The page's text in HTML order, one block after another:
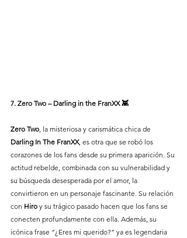
7. Zero Two – Darling in the FranXX 👾
Zero Two , la misteriosa y carismática chica de
Darling In The FranXX, es otra que se robó los
corazones de los fans desde su primera aparición. Su
actitud rebelde, combinada con su vulnerabilidad y
su búsqueda desesperada por el amor, la
convirtieron en un personaje fascinante. Su relación
con Hiro y su trágico pasado hacen que los fans se
conecten profundamente con ella. Además, su
icónica frase “¿Eres mi querido?” ya es legendaria